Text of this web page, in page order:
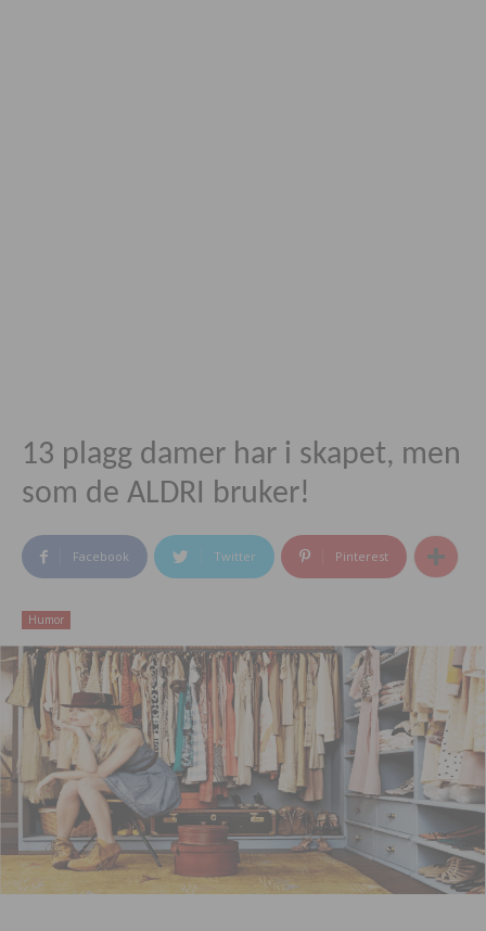
13 plagg damer har i skapet, men
som de ALDRI bruker!
Facebook Twitter Pinterest
Humor